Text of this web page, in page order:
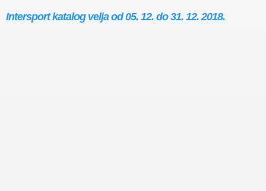
Intersport katalog velja od 05. 12. do 31. 12. 2018.